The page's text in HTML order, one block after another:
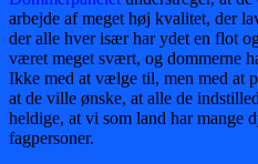
arbejde af meget høj kvalitet, der
der alle hver især har ydet en flot
været meget svært, og dommerne
Ikke med at vælge til, men med at
at de ville ønske, at alle de
heldige, at vi som land har mange
fagpersoner.